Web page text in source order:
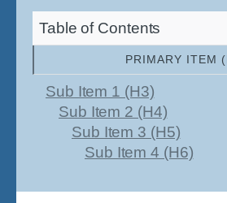
Table of Contents
PRIMARY ITEM
Sub Item 1 (H3)
Sub Item 2 (H4)
Sub Item 3 (H5)
Sub Item 4 (H6)